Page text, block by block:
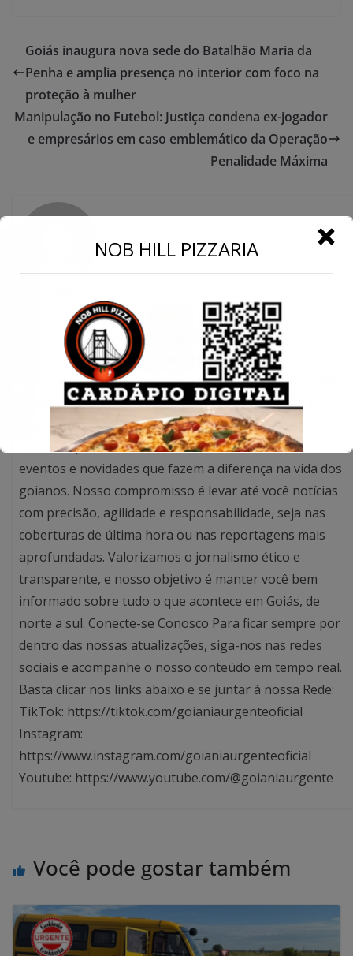
Goiás inaugura nova sede do Batalhão Maria da
Penha e amplia presença no interior com foco na
proteção à mulher
Manipulação no Futebol: Justiça condena ex-jogador
e empresários em caso emblemático da Operação
Penalidade Máxima
Sobre nós Somos o portal de notícias referência em
Goiás, dedicados exclusivamente a trazer as últimas
informações e os fatos mais relevantes que impactam
o nosso estado. Com uma equipe comprometida e
apaixonada por Goiás, estamos sempre na linha de
frente, capturando cada detalhe das ocorrências,
eventos e novidades que fazem a diferença na vida dos
goianos. Nosso compromisso é levar até você notícias
com precisão, agilidade e responsabilidade, seja nas
coberturas de última hora ou nas reportagens mais
aprofundadas. Valorizamos o jornalismo ético e
transparente, e nosso objetivo é manter você bem
informado sobre tudo o que acontece em Goiás, de
norte a sul. Conecte-se Conosco Para ficar sempre por
dentro das nossas atualizações, siga-nos nas redes
sociais e acompanhe o nosso conteúdo em tempo real.
Basta clicar nos links abaixo e se juntar à nossa Rede:
TikTok: https://tiktok.com/goianiaurgenteoficial
Instagram:
https://www.instagram.com/goianiaurgenteoficial
Youtube: https://www.youtube.com/@goianiaurgente
Você pode gostar também
NOB HILL PIZZARIA